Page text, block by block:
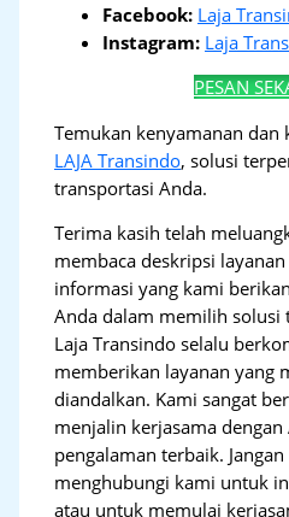
Facebook: Laja
Instagram: Laja
PESAN
Temukan kenyamanan dan
LAJA Transindo, solusi
transportasi Anda.
Terima kasih telah
membaca deskripsi
informasi yang kami
Anda dalam memilih solusi
Laja Transindo selalu
memberikan layanan yang
diandalkan. Kami sangat
menjalin kerjasama
pengalaman terbaik.
menghubungi kami untuk
atau untuk memulai